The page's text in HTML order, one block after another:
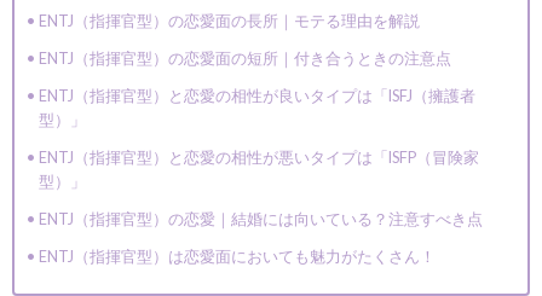
ENTJ（指揮官型）の恋愛面の長所｜モテる理由を解説
ENTJ（指揮官型）の恋愛面の短所｜付き合うときの注意点
ENTJ（指揮官型）と恋愛の相性が良いタイプは「ISFJ（擁護者
型）」
ENTJ（指揮官型）と恋愛の相性が悪いタイプは「ISFP（冒険家
型）」
ENTJ（指揮官型）の恋愛｜結婚には向いている？注意すべき点
ENTJ（指揮官型）は恋愛面においても魅力がたくさん！